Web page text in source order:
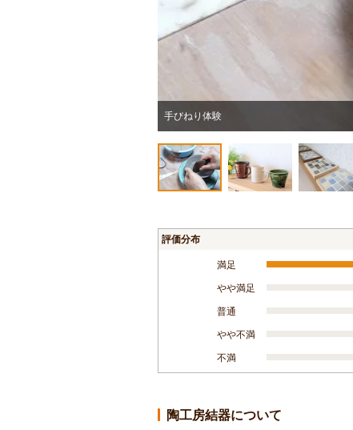
手びねり体験
評価分布
満足
やや満足
普通
やや不満
不満
陶工房結器について